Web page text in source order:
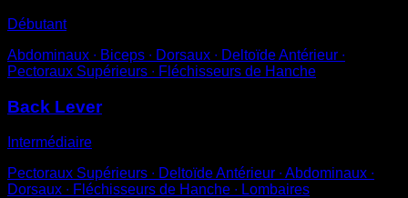
Débutant
Abdominaux ∙ Biceps ∙ Dorsaux ∙ Deltoïde Antérieur ∙
Pectoraux Supérieurs ∙ Fléchisseurs de Hanche
Back Lever
Intermédiaire
Pectoraux Supérieurs ∙ Deltoïde Antérieur ∙ Abdominaux ∙
Dorsaux ∙ Fléchisseurs de Hanche ∙ Lombaires